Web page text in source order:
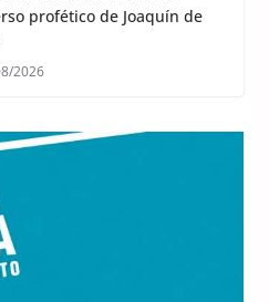
profético de Joaquín de
2026